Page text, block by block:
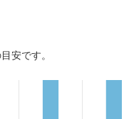
安です。